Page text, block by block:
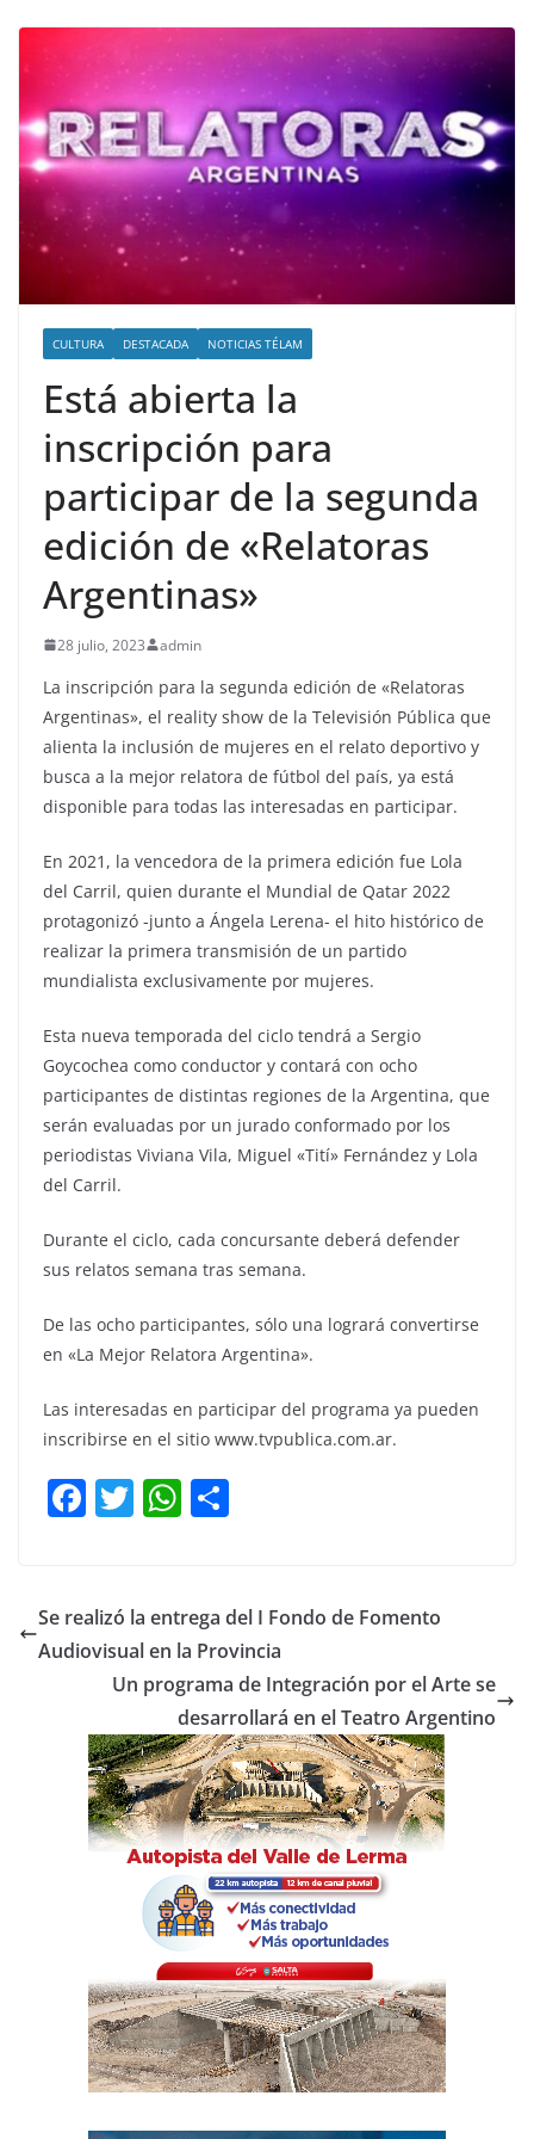
CULTURA DESTACADA NOTICIAS TÉLAM
Está abierta la
inscripción para
participar de la segunda
edición de «Relatoras
Argentinas»
28 julio, 2023 admin
La inscripción para la segunda edición de «Relatoras
Argentinas», el reality show de la Televisión Pública que
alienta la inclusión de mujeres en el relato deportivo y
busca a la mejor relatora de fútbol del país, ya está
disponible para todas las interesadas en participar.
En 2021, la vencedora de la primera edición fue Lola
del Carril, quien durante el Mundial de Qatar 2022
protagonizó -junto a Ángela Lerena- el hito histórico de
realizar la primera transmisión de un partido
mundialista exclusivamente por mujeres.
Esta nueva temporada del ciclo tendrá a Sergio
Goycochea como conductor y contará con ocho
participantes de distintas regiones de la Argentina, que
serán evaluadas por un jurado conformado por los
periodistas Viviana Vila, Miguel «Tití» Fernández y Lola
del Carril.
Durante el ciclo, cada concursante deberá defender
sus relatos semana tras semana.
De las ocho participantes, sólo una logrará convertirse
en «La Mejor Relatora Argentina».
Las interesadas en participar del programa ya pueden
inscribirse en el sitio www.tvpublica.com.ar.
F
e
b
o
k
T
er
W
s
A
p
p
p
ar
tir
Se realizó la entrega del I Fondo de Fomento
Audiovisual en la Provincia
Un programa de Integración por el Arte se
desarrollará en el Teatro Argentino